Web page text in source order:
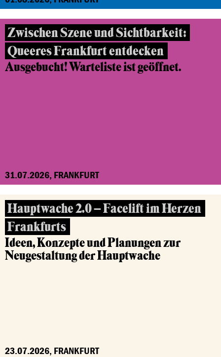
Zwischen Szene und Sichtbarkeit:
Queeres Frankfurt entdecken
Ausgebucht! Warteliste ist geöffnet.
31.07.2026, FRANKFURT
Hauptwache 2.0 – Facelift im Herzen
Frankfurts
Ideen, Konzepte und Planungen zur
Neugestaltung der Hauptwache
23.07.2026, FRANKFURT